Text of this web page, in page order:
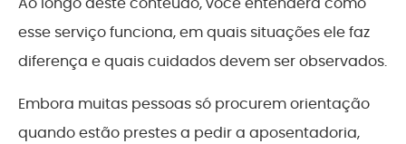
esse serviço funciona, em quais situações ele faz
diferença e quais cuidados devem ser observados.
Embora muitas pessoas só procurem orientação
quando estão prestes a pedir a aposentadoria,